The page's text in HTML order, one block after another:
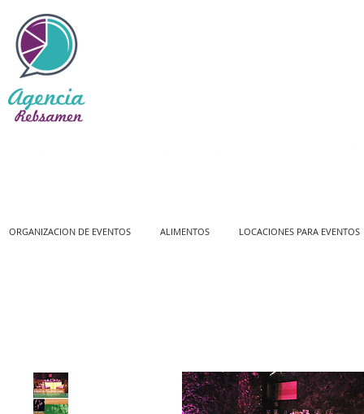
ORGANIZACION DE EVENTOS ALIMENTOS LOCACIONES PARA EVENTOS